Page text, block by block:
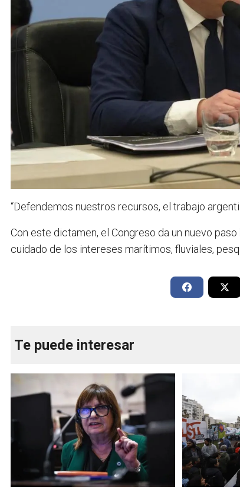
“Defendemos nuestros recursos, el trabajo
Con este dictamen, el Congreso da un nuevo
cuidado de los intereses marítimos, fluviales,
Te puede interesar